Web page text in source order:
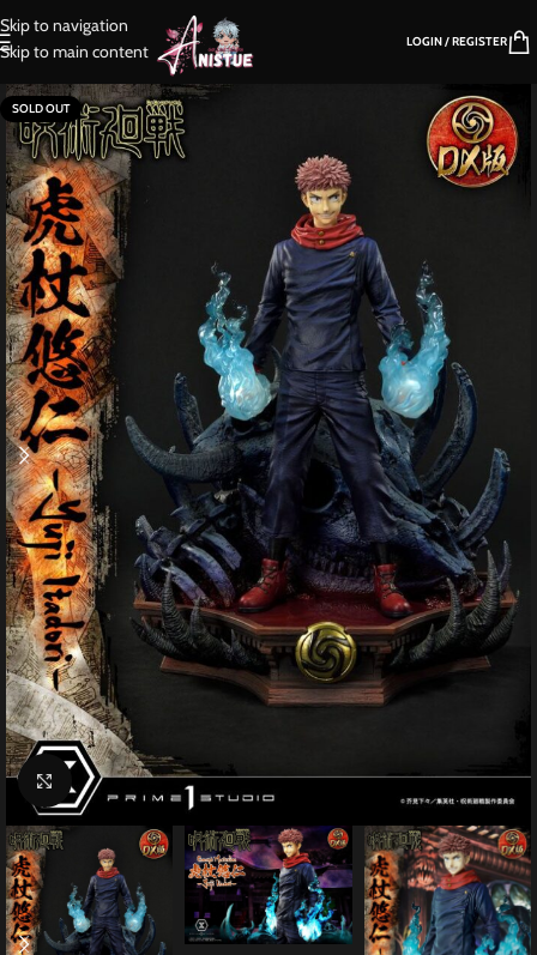
Skip to navigation
Skip to main content
LOGIN / REGISTER
SOLD OUT
Click to enlarge